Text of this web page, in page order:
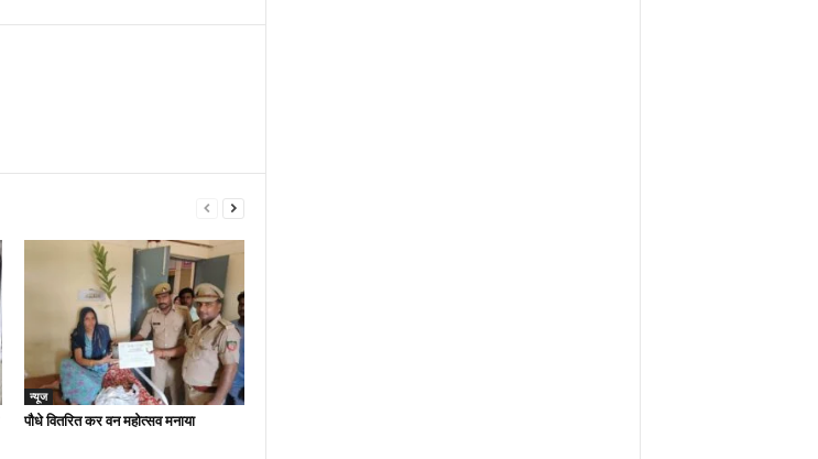
न्यूज
पौधे वितरित कर वन महोत्सव मनाया